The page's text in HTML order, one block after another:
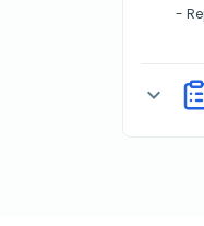
-
expand_more